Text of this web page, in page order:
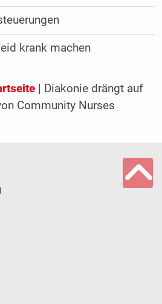
krank machen
| Diakonie drängt auf
Community Nurses